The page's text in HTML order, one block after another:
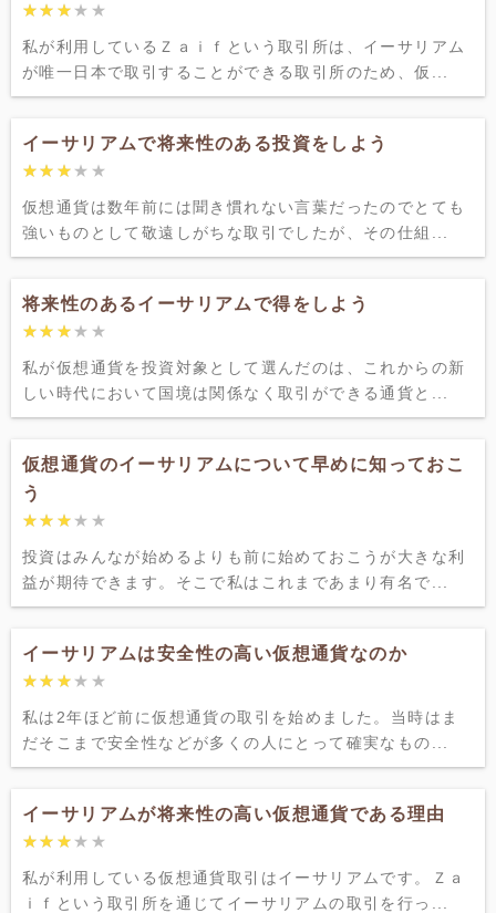
★★★★★
★★★★★
私が利用しているＺａｉｆという取引所は、イーサリアム
が唯一日本で取引することができる取引所のため、仮...
イーサリアムで将来性のある投資をしよう
★★★★★
★★★★★
仮想通貨は数年前には聞き慣れない言葉だったのでとても
強いものとして敬遠しがちな取引でしたが、その仕組...
将来性のあるイーサリアムで得をしよう
★★★★★
★★★★★
私が仮想通貨を投資対象として選んだのは、これからの新
しい時代において国境は関係なく取引ができる通貨と...
仮想通貨のイーサリアムについて早めに知っておこ
う
★★★★★
★★★★★
投資はみんなが始めるよりも前に始めておこうが大きな利
益が期待できます。そこで私はこれまであまり有名で...
イーサリアムは安全性の高い仮想通貨なのか
★★★★★
★★★★★
私は2年ほど前に仮想通貨の取引を始めました。当時はま
だそこまで安全性などが多くの人にとって確実なもの...
イーサリアムが将来性の高い仮想通貨である理由
★★★★★
★★★★★
私が利用している仮想通貨取引はイーサリアムです。Ｚａ
ｉｆという取引所を通じてイーサリアムの取引を行っ...